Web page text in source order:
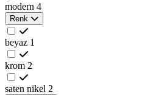
modern 4
Renk
beyaz 1
krom 2
saten nikel 2